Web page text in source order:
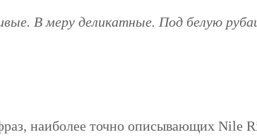
В меру деликатные. Под белую
наиболее точно описывающих Nile